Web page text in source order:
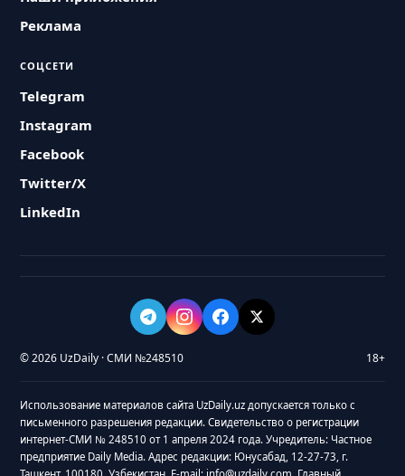
Реклама
СОЦСЕТИ
Telegram
Instagram
Facebook
Twitter/X
LinkedIn
© 2026 UzDaily · СМИ №248510 18+
Использование материалов сайта UzDaily.uz допускается только с
письменного разрешения редакции. Свидетельство о регистрации
интернет-СМИ № 248510 от 1 апреля 2024 года. Учредитель: Частное
предприятие Daily Media. Адрес редакции: Юнусабад, 12-27-73, г.